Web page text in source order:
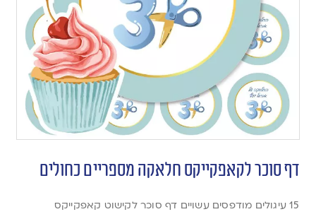
דף סוכר לקאפקייקס חלאקה מספריים כחולים
15 עיגולים מודפסים עשויים דף סוכר לקישוט קאפקייקס